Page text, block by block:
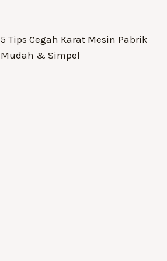
5 Tips Cegah Karat Mesin Pabrik
Mudah & Simpel